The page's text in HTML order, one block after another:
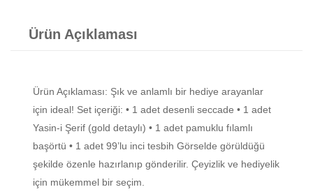
Ürün Açıklaması
Ürün Açıklaması: Şık ve anlamlı bir hediye arayanlar
için ideal! Set içeriği: • 1 adet desenli seccade • 1 adet
Yasin-i Şerif (gold detaylı) • 1 adet pamuklu fılamlı
başörtü • 1 adet 99’lu inci tesbih Görselde görüldüğü
şekilde özenle hazırlanıp gönderilir. Çeyizlik ve hediyelik
için mükemmel bir seçim.